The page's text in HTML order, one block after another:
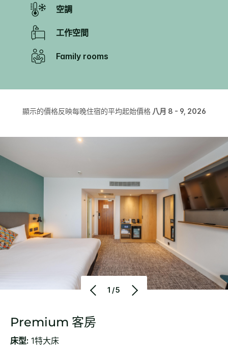
空調
工作空間
Family rooms
顯示的價格反映每晚住宿的平均起始價格八月 8 - 9, 2026
1/5
Premium 客房
床型: 1特大床